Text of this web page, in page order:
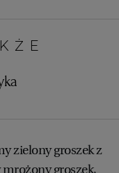
zielony groszek z
groszek,